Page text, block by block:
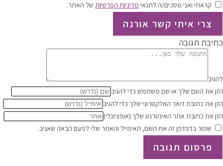
קראתי ואני מסכים/ה לתנאי מדיניות הפרטיות של האתר.
צרי איתי קשר אורנה
כתיבת תגובה
להגיב
הזן את השם שלך או שם משתמש כדי להגיב
הזן את כתובת דואר האלקטרוני שלך כדי להגיב
הזן את כתובת אתר האינטרנט שלך (אופציונלי)
שמור בדפדפן זה את השם, האימייל והאתר שלי לפעם הבאה שאגיב.